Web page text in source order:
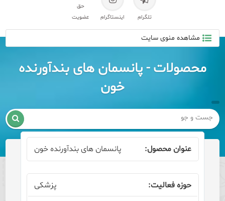
تلگرام اینستاگرام
حق
عضویت
مشاهده منوی سایت
محصولات - پانسمان های بندآورنده
خون

پانسمان های بندآورنده خون
پزشکی